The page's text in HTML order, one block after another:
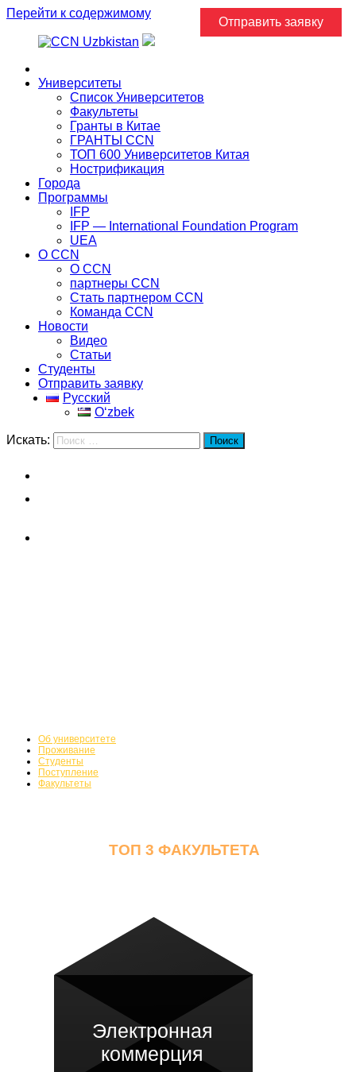
Перейти к содержимому
Университеты
Список Университетов
Факультеты
Гранты в Китае
ГРАНТЫ ССN
ТОП 600 Университетов Китая
Нострификация
Города
Программы
IFP
IFP — International Foundation Program
UEA
О CCN
О CCN
партнеры ССN
Стать партнером CCN
Команда ССN
Новости
Видео
Статьи
Студенты
Отправить заявку
Русский
Oʻzbek
Искать: Поиск
Отправить заявку
Об университете
Проживание
Студенты
Поступление
Факультеты
ТОП 3 ФАКУЛЬТЕТА
Электронная
коммерция